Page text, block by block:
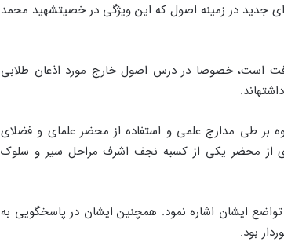
جدید در زمینه اصول که این ویژگى در خصیت‏شهید محمد
است، خصوصا در درس اصول خارج مورد اذعان طلابى
بر طى مدارج علمى و استفاده از محضر علماى و فضلاى
از محضر یکى از کسبه نجف اشرف مراحل سیر و سلوک
ایشان اشاره نمود. همچنین ایشان در پاسخگویى به
بود.